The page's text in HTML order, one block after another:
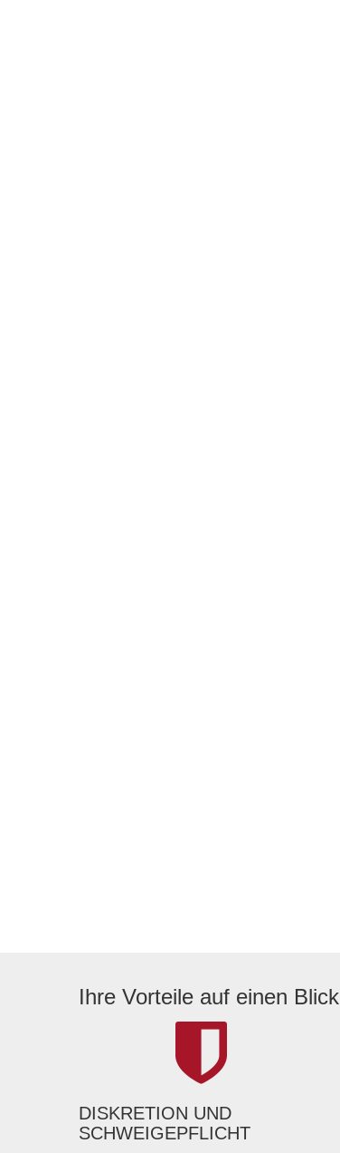
Ihre Vorteile auf einen Blick
DISKRETION UND
SCHWEIGEPFLICHT